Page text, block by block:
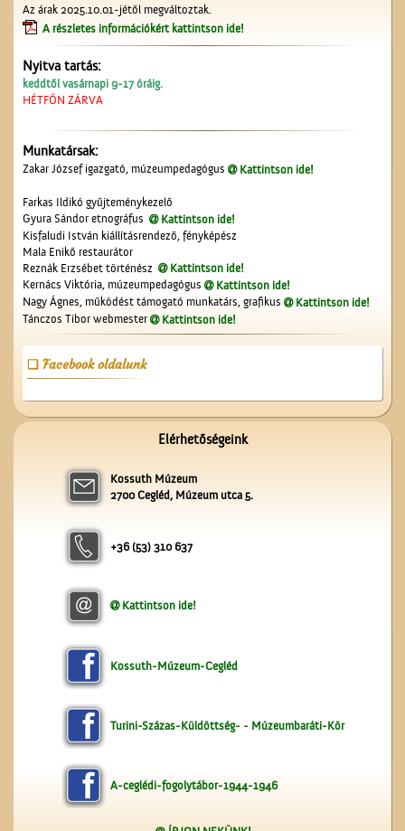
A ceglédi teniszpályák
tanítókról
A ceglédi Népkör udvarán
A Czeglédi Népbank Rt.
A Gubody utcában
Az árak 2025.10.01-jétől megváltoztak.
A részletes információkért kattintson ide!
Nyitva tartás:
keddtől vasárnapi 9-17 óráig.
HÉTFŐN ZÁRVA
Munkatársak:
Zakar József igazgató, múzeumpedagógus Kattintson ide!
Farkas Ildikó gyűjteménykezelő
Gyura Sándor etnográfus
Kattintson ide!
Kisfaludi István kiállításrendező, fényképész
Mala Enikő restaurátor
Reznák Erzsébet történész
Kattintson ide!
Kernács Viktória, múzeumpedagógus
Kattintson ide!
Nagy Ágnes, működést támogató munkatárs, grafikus
Kattintson ide!
Tánczos Tibor webmester
Kattintson ide!
Facebook oldalunk
Elérhetőségeink
Kossuth Múzeum
2700 Cegléd, Múzeum utca 5.
+36 (53) 310 637
Kattintson ide!
Kossuth-Múzeum-Cegléd
Turini-Százas-Küldöttség- - Múzeumbaráti-Kör
A-ceglédi-fogolytábor-1944-1946